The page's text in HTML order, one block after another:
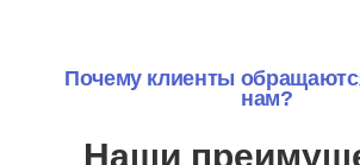
Почему клиенты
нам?
Наши